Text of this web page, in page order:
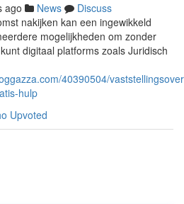
ago News
Discuss
nakijken kan een ingewikkeld
mogelijkheden om zonder
digitaal platforms zoals Juridisch
40390504/
hulp
Upvoted